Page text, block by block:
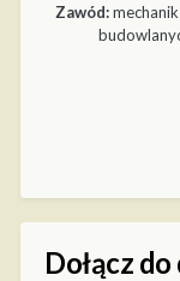
Zawód:
Dołącz